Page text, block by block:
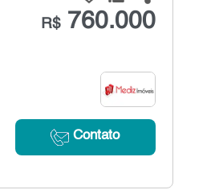
R$760.000
Contato